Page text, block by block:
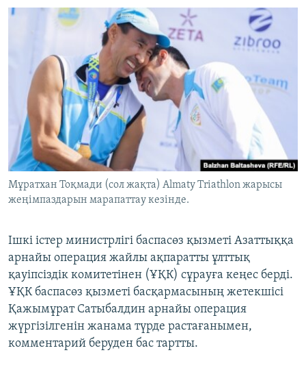
Мұратхан Тоқмади (сол жақта) Almaty Triathlon жарысы
жеңімпаздарын марапаттау кезінде.
Ішкі істер министрлігі баспасөз қызметі Азаттыққа
арнайы операция жайлы ақпаратты ұлттық
қауіпсіздік комитетінен (ҰҚК) сұрауға кеңес берді.
ҰҚК баспасөз қызметі басқармасының жетекшісі
Қажымұрат Сатыбалдин арнайы операция
жүргізілгенін жанама түрде растағанымен,
комментарий беруден бас тартты.